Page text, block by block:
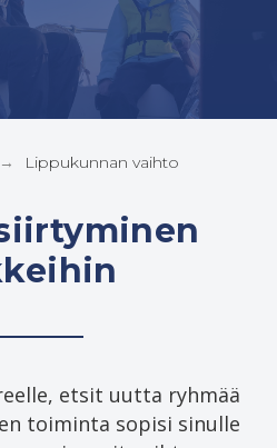
→ Lippukunnan vaihto
etsit uutta ryhmää
toiminta sopisi sinulle